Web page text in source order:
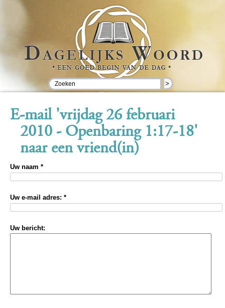
>
E-mail 'vrijdag 26 februari
2010 - Openbaring 1:17-18'
naar een vriend(in)
Uw naam *
Uw e-mail adres: *
Uw bericht: